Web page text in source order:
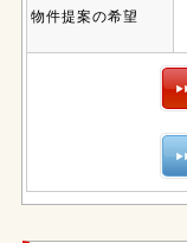
物件提案の希望